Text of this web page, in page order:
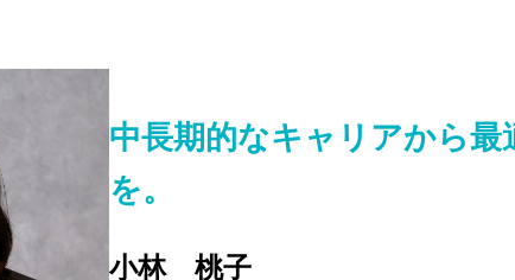
中長期的なキャリアから最
を。
小林 桃子